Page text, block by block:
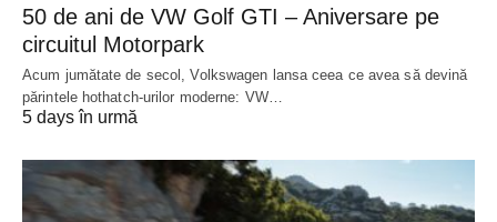
50 de ani de VW Golf GTI – Aniversare pe
circuitul Motorpark
Acum jumătate de secol, Volkswagen lansa ceea ce avea să devină
părintele hothatch-urilor moderne: VW…
5 days în urmă